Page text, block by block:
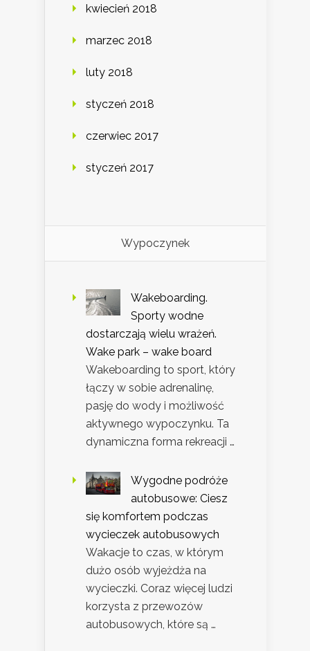
kwiecień 2018
marzec 2018
luty 2018
styczeń 2018
czerwiec 2017
styczeń 2017
Wypoczynek
Wakeboarding.
Sporty wodne
dostarczają wielu wrażeń.
Wake park – wake board
Wakeboarding to sport, który
łączy w sobie adrenalinę,
pasję do wody i możliwość
aktywnego wypoczynku. Ta
dynamiczna forma rekreacji …
Wygodne podróże
autobusowe: Ciesz
się komfortem podczas
wycieczek autobusowych
Wakacje to czas, w którym
dużo osób wyjeżdża na
wycieczki. Coraz więcej ludzi
korzysta z przewozów
autobusowych, które są …